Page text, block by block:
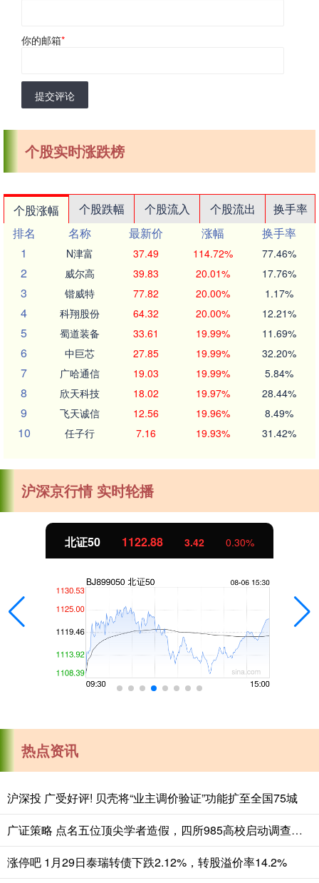
你的邮箱*
提交评论
个股实时涨跌榜
个股涨幅 个股跌幅 个股流入 个股流出
换手率
排名
名称 最新价 涨幅
换手率
1
N津富 37.49 114.72% 77.46%
2 威尔高 39.83 20.01% 17.76%
3 锴威特 77.82 20.00% 1.17%
4 科翔股份 64.32 20.00% 12.21%
5 蜀道装备 33.61 19.99% 11.69%
6 中巨芯 27.85 19.99% 32.20%
7 广哈通信 19.03 19.99% 5.84%
8 欣天科技 18.02 19.97% 28.44%
9 飞天诚信 12.56 19.96% 8.49%
10 任子行 7.16 19.93% 31.42%
沪深京行情 实时轮播
北证50 1122.88 3.42 0.30%
热点资讯
沪深投 广受好评! 贝壳将“业主调价验证”功能扩至全国75城
广证策略 点名五位顶尖学者造假，四所985高校启动调查，退学博士掀起风暴
涨停吧 1月29日泰瑞转债下跌2.12%，转股溢价率14.2%